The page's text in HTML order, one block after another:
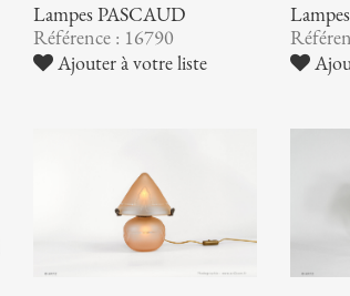
Lampes PASCAUD
Référence : 16790
Ajouter à votre liste
Lampes